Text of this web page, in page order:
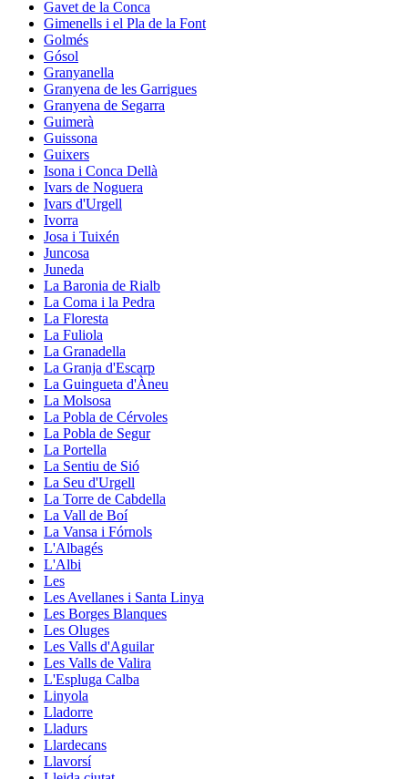
Gavet de la Conca
Gimenells i el Pla de la Font
Golmés
Gósol
Granyanella
Granyena de les Garrigues
Granyena de Segarra
Guimerà
Guissona
Guixers
Isona i Conca Dellà
Ivars de Noguera
Ivars d'Urgell
Ivorra
Josa i Tuixén
Juncosa
Juneda
La Baronia de Rialb
La Coma i la Pedra
La Floresta
La Fuliola
La Granadella
La Granja d'Escarp
La Guingueta d'Àneu
La Molsosa
La Pobla de Cérvoles
La Pobla de Segur
La Portella
La Sentiu de Sió
La Seu d'Urgell
La Torre de Cabdella
La Vall de Boí
La Vansa i Fórnols
L'Albagés
L'Albi
Les
Les Avellanes i Santa Linya
Les Borges Blanques
Les Oluges
Les Valls d'Aguilar
Les Valls de Valira
L'Espluga Calba
Linyola
Lladorre
Lladurs
Llardecans
Llavorsí